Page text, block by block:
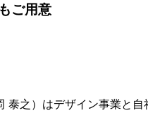
ご用意
之）はデザイン事業と自